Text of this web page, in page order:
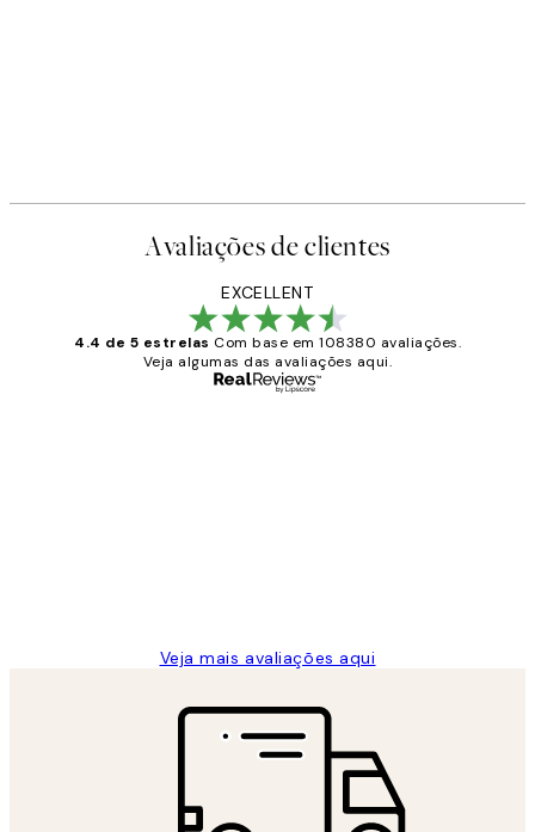
Avaliações de clientes
EXCELLENT
4.4 de 5 estrelas Com base em 108380 avaliações.
Veja algumas das avaliações aqui.
Veja mais avaliações aqui